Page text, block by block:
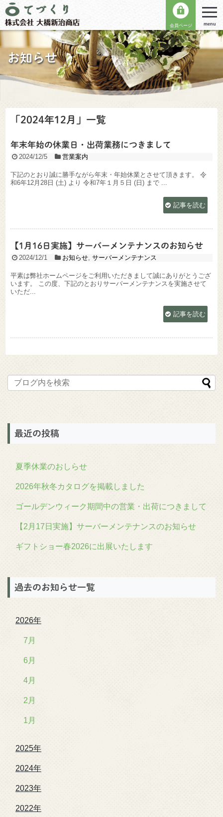
お知らせ
会員ページ menu
2024年12月 」 一覧
年末年始の休業日・出荷業務につきまして
2024/12/5 営業案内
下記のとおり誠に勝手ながら年末・年始休業とさせて頂きます。 令
和6年12月28日 (土) より 令和7年１月５日 (日) まで ...
記事を読む
【1月16日実施】サーバーメンテナンスのお知らせ
2024/12/1 お知らせ, サーバーメンテナンス
平素は弊社ホームページをご利用いただきまして誠にありがとうござ
います。 この度、下記のとおりサーバーメンテナンスを実施させて
いただ...
記事を読む
最近の投稿
夏季休業のおしらせ
2026年秋冬カタログを掲載しました
ゴールデンウィーク期間中の営業・出荷につきまして
【2月17日実施】サーバーメンテナンスのお知らせ
ギフトショー春2026に出展いたします
過去のお知らせ一覧
2026年
7月
6月
4月
2月
1月
2025年
2024年
2023年
2022年